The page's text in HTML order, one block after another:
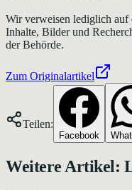
Wir verweisen lediglich
Inhalte, Bilder und
der Behörde.
Zum Originalartikel
Teilen:
Facebook
Weitere Artikel: